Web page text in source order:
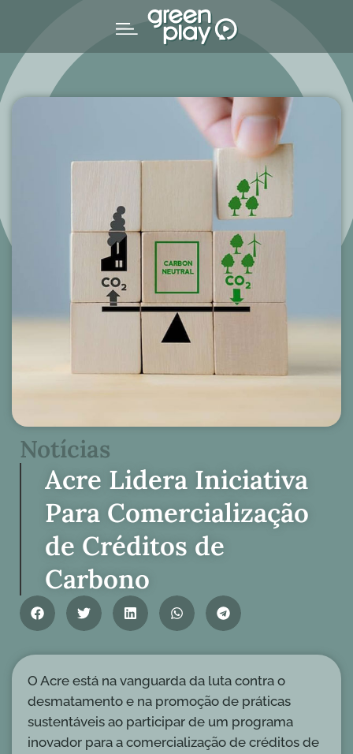
Notícias
Acre Lidera Iniciativa
Para Comercialização
de Créditos de
Carbono
O Acre está na vanguarda da luta contra o
desmatamento e na promoção de práticas
sustentáveis ao participar de um programa
inovador para a comercialização de créditos de